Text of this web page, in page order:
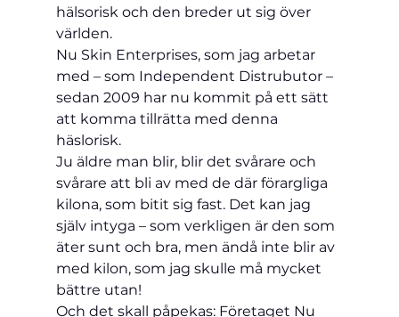
hälsorisk och den breder ut sig över
världen.
Nu Skin Enterprises, som jag arbetar
med – som Independent Distrubutor –
sedan 2009 har nu kommit på ett sätt
att komma tillrätta med denna
häslorisk.
Ju äldre man blir, blir det svårare och
svårare att bli av med de där förargliga
kilona, som bitit sig fast. Det kan jag
själv intyga – som verkligen är den som
äter sunt och bra, men ändå inte blir av
med kilon, som jag skulle må mycket
bättre utan!
Och det skall påpekas: Företaget Nu